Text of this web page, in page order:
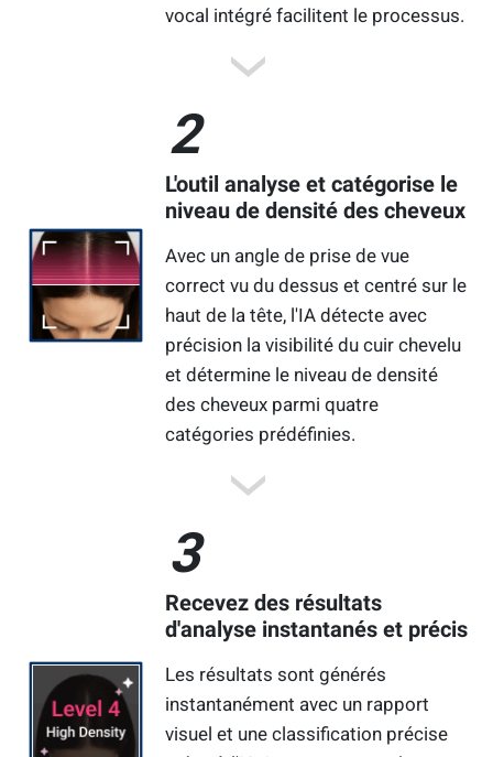
vocal intégré facilitent le processus.
2
L'outil analyse et catégorise le
niveau de densité des cheveux
Avec un angle de prise de vue
correct vu du dessus et centré sur le
haut de la tête, l'IA détecte avec
précision la visibilité du cuir chevelu
et détermine le niveau de densité
des cheveux parmi quatre
catégories prédéfinies.
3
Recevez des résultats
d'analyse instantanés et précis
Les résultats sont générés
instantanément avec un rapport
visuel et une classification précise